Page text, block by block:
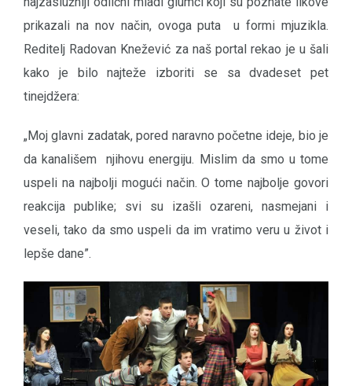
prikazali na nov način, ovoga puta u formi mjuzikla.
Reditelj Radovan Knežević za naš portal rekao je u šali
kako je bilo najteže izboriti se sa dvadeset pet
tinejdžera:
„Moj glavni zadatak, pored naravno početne ideje, bio je
da kanališem njihovu energiju. Mislim da smo u tome
uspeli na najbolji mogući način. O tome najbolje govori
reakcija publike; svi su izašli ozareni, nasmejani i
veseli, tako da smo uspeli da im vratimo veru u život i
lepše dane”.